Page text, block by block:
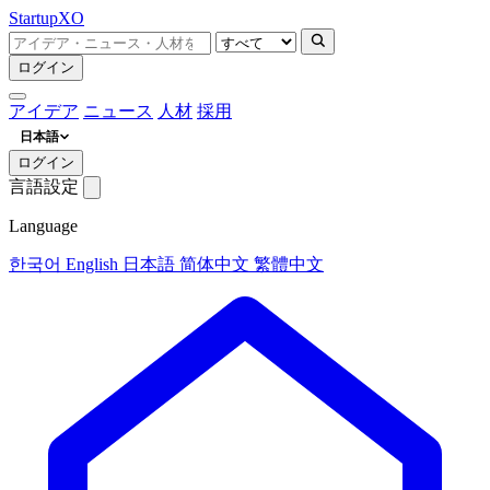
StartupXO
ログイン
アイデア ニュース 人材 採用
日本語
ログイン
言語設定
Language
한국어 English 日本語 简体中文 繁體中文